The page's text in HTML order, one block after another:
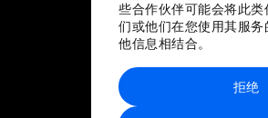
些合作伙伴可能会将此
们或他们在您使用其服
他信息相结合。
拒绝